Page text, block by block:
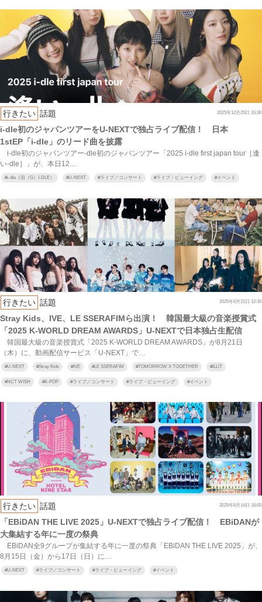
行きたい 話題 2025年12月25日 16:30
i‐dle初のジャパンツアーをU-NEXTで独占ライブ配信！ 日本
1stEP「i‐dle」のリード曲を披露
i‐dle初のジャパンツアー‐dle初のジャパンツアー「2025 i‐dle first japan tour［逢
い‐dle］」が、本日12…
#i‐dle（旧（G）I‐DLE） #U-NEXT #ライブ／コンサート #ライブ・ビューイング #イベント
行きたい 話題 2025年8月21日 12:30
Stray Kids、IVE、LE SSERAFIMら出演！ 韓国最大級の音楽授賞式
「2025 K-WORLD DREAM AWARDS」U-NEXTで日本独占生配信
韓国最大級の音楽授賞式「2025 K‐WORLD DREAM AWARDS」が8月21日
（木）に、動画配信サービス「U‐NEXT」で…
#U-NEXT #Stray Kids #IVE #LE SSERAFIM #TOMORROW X TOGETHER #ILLIT
#NCT WISH #K-POP #ライブ／コンサート #ライブ・ビューイング #イベント
行きたい 話題 2025年8月14日 18:00
「EBiDAN THE LIVE 2025」U-NEXTで独占ライブ配信！ EBiDANが
大集結する年に一度の祭典
EBiDAN全9グループが集結する年に一度の祭典「EBiDAN THE LIVE 2025」が、
8月15日（金）から17日（日）に…
#U-NEXT #ライブ／コンサート #ライブ・ビューイング #イベント